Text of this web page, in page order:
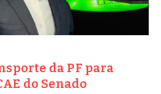
da PF para
do Senado